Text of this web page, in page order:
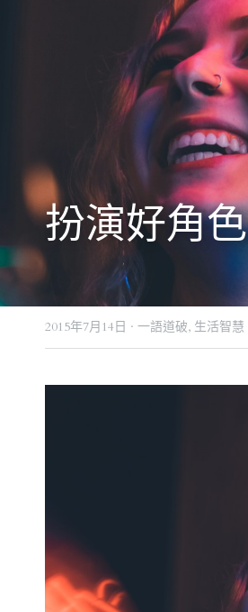
扮演好角色
2015年7月14日 · 一語道破, 生活智慧